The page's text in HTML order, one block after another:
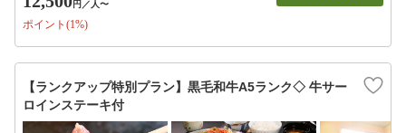
円 ／人〜
ポイント(1%)
【ランクアップ特別プラン】黒毛和牛A5ランク◇ 牛サー
ロインステーキ付